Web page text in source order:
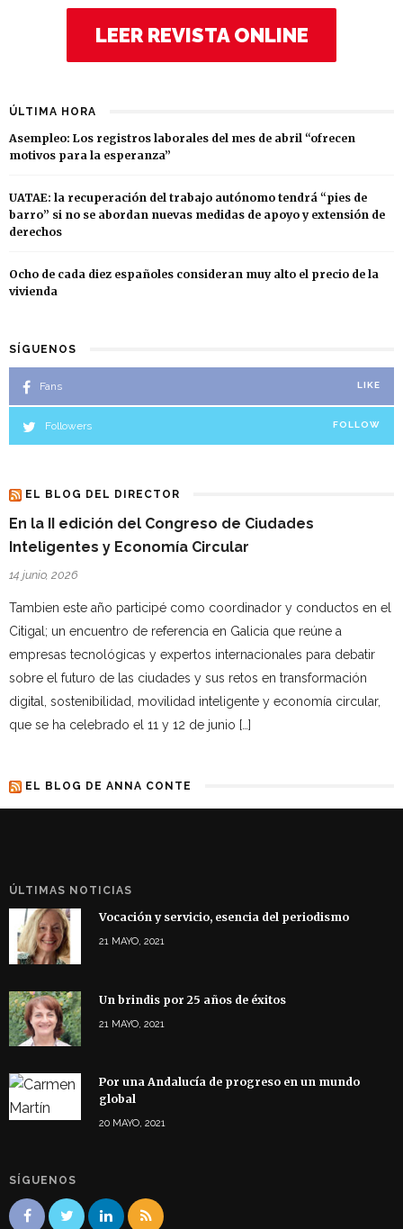
LEER REVISTA ONLINE
ÚLTIMA HORA
Asempleo: Los registros laborales del mes de abril “ofrecen
motivos para la esperanza”
UATAE: la recuperación del trabajo autónomo tendrá “pies de
barro” si no se abordan nuevas medidas de apoyo y extensión de
derechos
Ocho de cada diez españoles consideran muy alto el precio de la
vivienda
SÍGUENOS
Fans LIKE
Followers FOLLOW
EL BLOG DEL DIRECTOR
En la II edición del Congreso de Ciudades
Inteligentes y Economía Circular
14 junio, 2026
Tambien este año participé como coordinador y conductos en el
Citigal; un encuentro de referencia en Galicia que reúne a
empresas tecnológicas y expertos internacionales para debatir
sobre el futuro de las ciudades y sus retos en transformación
digital, sostenibilidad, movilidad inteligente y economía circular,
que se ha celebrado el 11 y 12 de junio […]
EL BLOG DE ANNA CONTE
ÚLTIMAS NOTICIAS
Vocación y servicio, esencia del periodismo
21 MAYO, 2021
Un brindis por 25 años de éxitos
21 MAYO, 2021
Por una Andalucía de progreso en un mundo
global
20 MAYO, 2021
SÍGUENOS